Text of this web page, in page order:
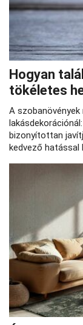
Hogyan
tökéletes
A
bizonyítottan
kedvező hatással